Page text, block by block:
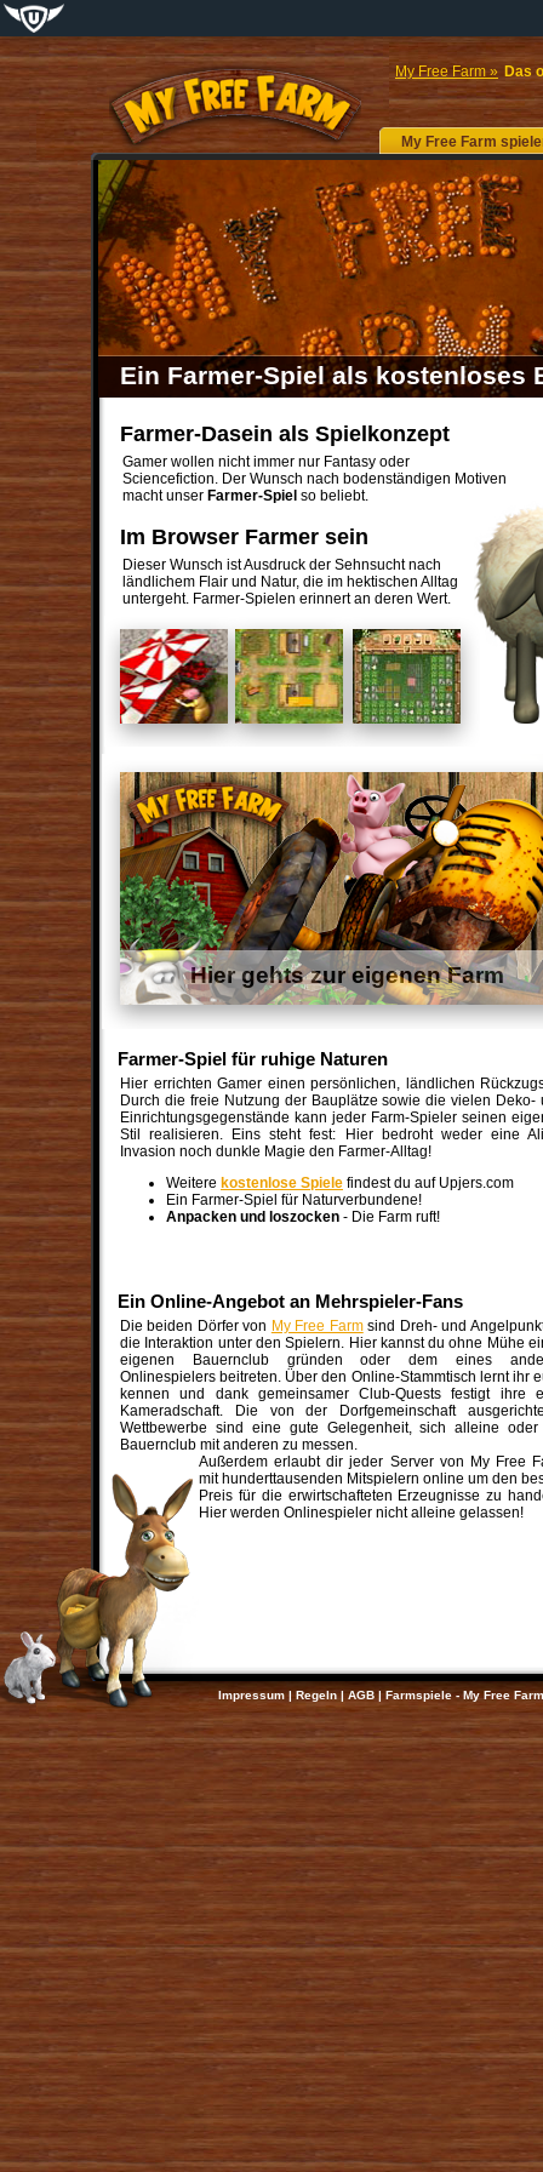
My Free Farm » Das
My Free Farm
Ein Farmer-Spiel als kostenloses
Farmer-Dasein als Spielkonzept
Gamer wollen nicht immer nur Fantasy oder
Sciencefiction. Der Wunsch nach bodenständigen Motiven
macht unser Farmer-Spiel so beliebt.
Im Browser Farmer sein
Dieser Wunsch ist Ausdruck der Sehnsucht nach
ländlichem Flair und Natur, die im hektischen Alltag
untergeht. Farmer-Spielen erinnert an deren Wert.
Hier gehts zur eigenen Farm
Farmer-Spiel für ruhige Naturen
Hier errichten Gamer einen persönlichen, ländlichen
Durch die freie Nutzung der Bauplätze sowie die vielen Deko-
Einrichtungsgegenstände kann jeder Farm-Spieler seinen
Stil realisieren. Eins steht fest: Hier bedroht weder eine
Invasion noch dunkle Magie den Farmer-Alltag!
Weitere kostenlose Spiele findest du auf Upjers.com
Ein Farmer-Spiel für Naturverbundene!
Anpacken und loszocken - Die Farm ruft!
Ein Online-Angebot an Mehrspieler-Fans
Die beiden Dörfer von My Free Farmsind Dreh- und
die Interaktion unter den Spielern. Hier kannst du ohne Mühe
eigenen Bauernclub gründen oder dem eines
Onlinespielers beitreten. Über den Online-Stammtisch lernt ihr
kennen und dank gemeinsamer Club-Quests festigt ihre
Kameradschaft. Die von der Dorfgemeinschaft
Wettbewerbe sind eine gute Gelegenheit, sich alleine
Bauernclub mit anderen zu messen.
Außerdem erlaubt dir jeder Server von My Free
mit hunderttausenden Mitspielern online um den
Preis für die erwirtschafteten Erzeugnisse zu
Hier werden Onlinespieler nicht alleine gelassen!
Impressum| Regeln | AGB | Farmspiele - My Free Farm